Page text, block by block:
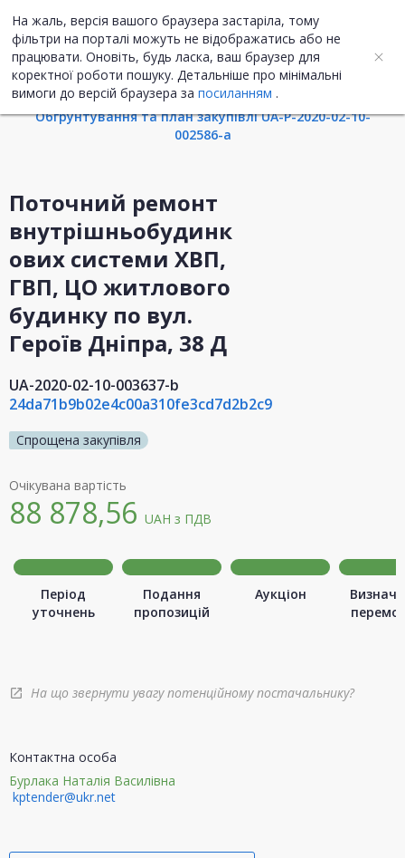
На жаль, версія вашого браузера застаріла, тому
фільтри на порталі можуть не відображатись або не
працювати. Оновіть, будь ласка, ваш браузер для
коректної роботи пошуку. Детальніше про мінімальні
вимоги до версій браузера за посиланням .
UA ENG
Інформація про закупівлю
Обгрунтування та план закупівлі UA-P-2020-02-10-
002586-a
Поточний ремонт
внутрішньобудинк
ових системи ХВП,
ГВП, ЦО житлового
будинку по вул.
Героїв Дніпра, 38 Д
UA-2020-02-10-003637-b
24da71b9b02e4c00a310fe3cd7d2b2c9
Спрощена закупівля
Очікувана вартість
88 878,56 UAH з ПДВ
Період
уточнень
Подання
пропозицій
Аукціон
open_in_new На що звернути увагу потенційному постачальнику?
Контактна особа
Бурлака Наталія Василівна
kptender@ukr.net